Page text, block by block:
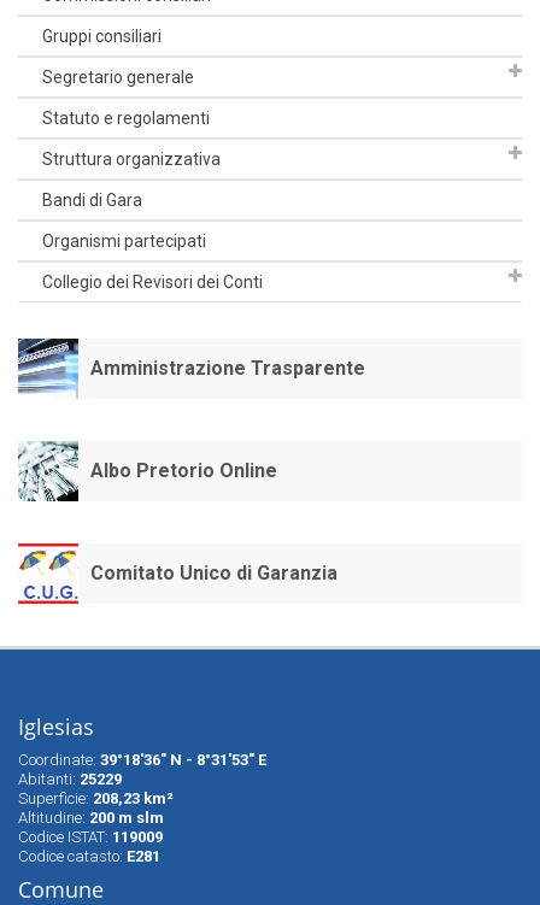
Gruppi consiliari
Segretario generale
Statuto e regolamenti
Struttura organizzativa
Bandi di Gara
Organismi partecipati
Collegio dei Revisori dei Conti
Amministrazione Trasparente
Albo Pretorio Online
Comitato Unico di Garanzia
Iglesias
Coordinate: 39°18'36" N - 8°31'53" E
Abitanti: 25229
Superfìcie: 208,23 km²
Altitudine: 200 m slm
Codice ISTAT: 119009
Codice catasto: E281
Comune